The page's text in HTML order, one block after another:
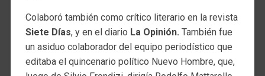
Colaboró también como crítico literario en la revista
Siete Días, y en el diario La Opinión. También fue
un asiduo colaborador del equipo periodístico que
editaba el quincenario político Nuevo Hombre, que,